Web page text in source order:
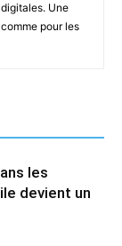
Une
pour les
les
devient un